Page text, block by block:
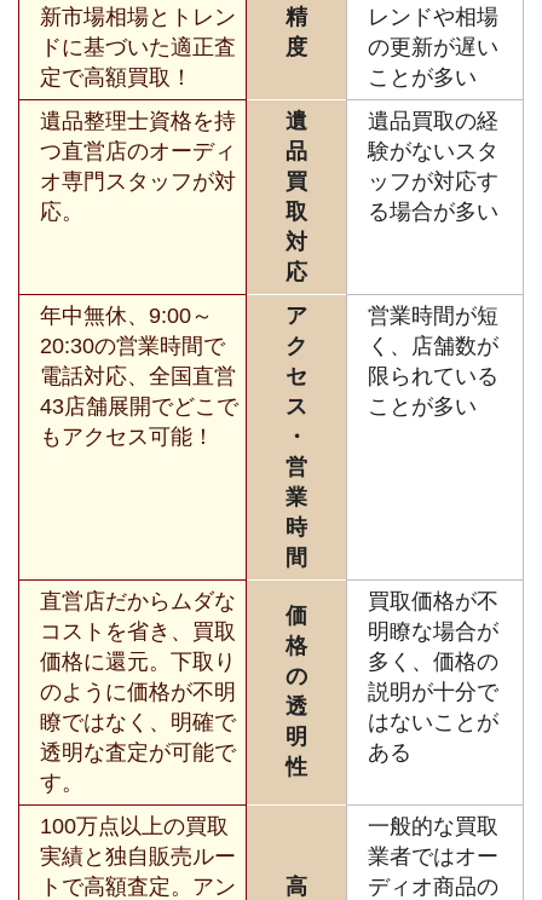
新市場相場とトレン
ドに基づいた適正査
定で高額買取！
精
度
レンドや相場
の更新が遅い
ことが多い
遺品整理士資格を持
つ直営店のオーディ
オ専門スタッフが対
応。
遺
品
買
取
対
応
遺品買取の経
験がないスタ
ッフが対応す
る場合が多い
年中無休、9:00～
20:30の営業時間で
電話対応、全国直営
43店舗展開でどこで
もアクセス可能！
ア
ク
セ
ス
・
営
業
時
間
営業時間が短
く、店舗数が
限られている
ことが多い
直営店だからムダな
コストを省き、買取
価格に還元。下取り
のように価格が不明
瞭ではなく、明確で
透明な査定が可能で
す。
価
格
の
透
明
性
買取価格が不
明瞭な場合が
多く、価格の
説明が十分で
はないことが
ある
100万点以上の買取
実績と独自販売ルー
トで高額査定。アン
高
一般的な買取
業者ではオー
ディオ商品の